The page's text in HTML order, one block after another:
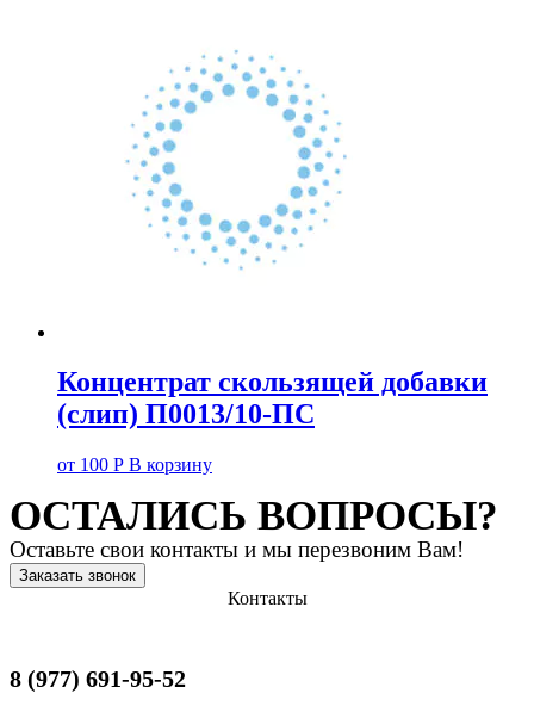
Концентрат скользящей добавки
(слип) П0013/10-ПС
от 100 Р В корзину
ОСТАЛИСЬ ВОПРОСЫ?
Оставьте свои контакты и мы перезвоним Вам!
Заказать звонок
Контакты
8 (977) 691-95-52